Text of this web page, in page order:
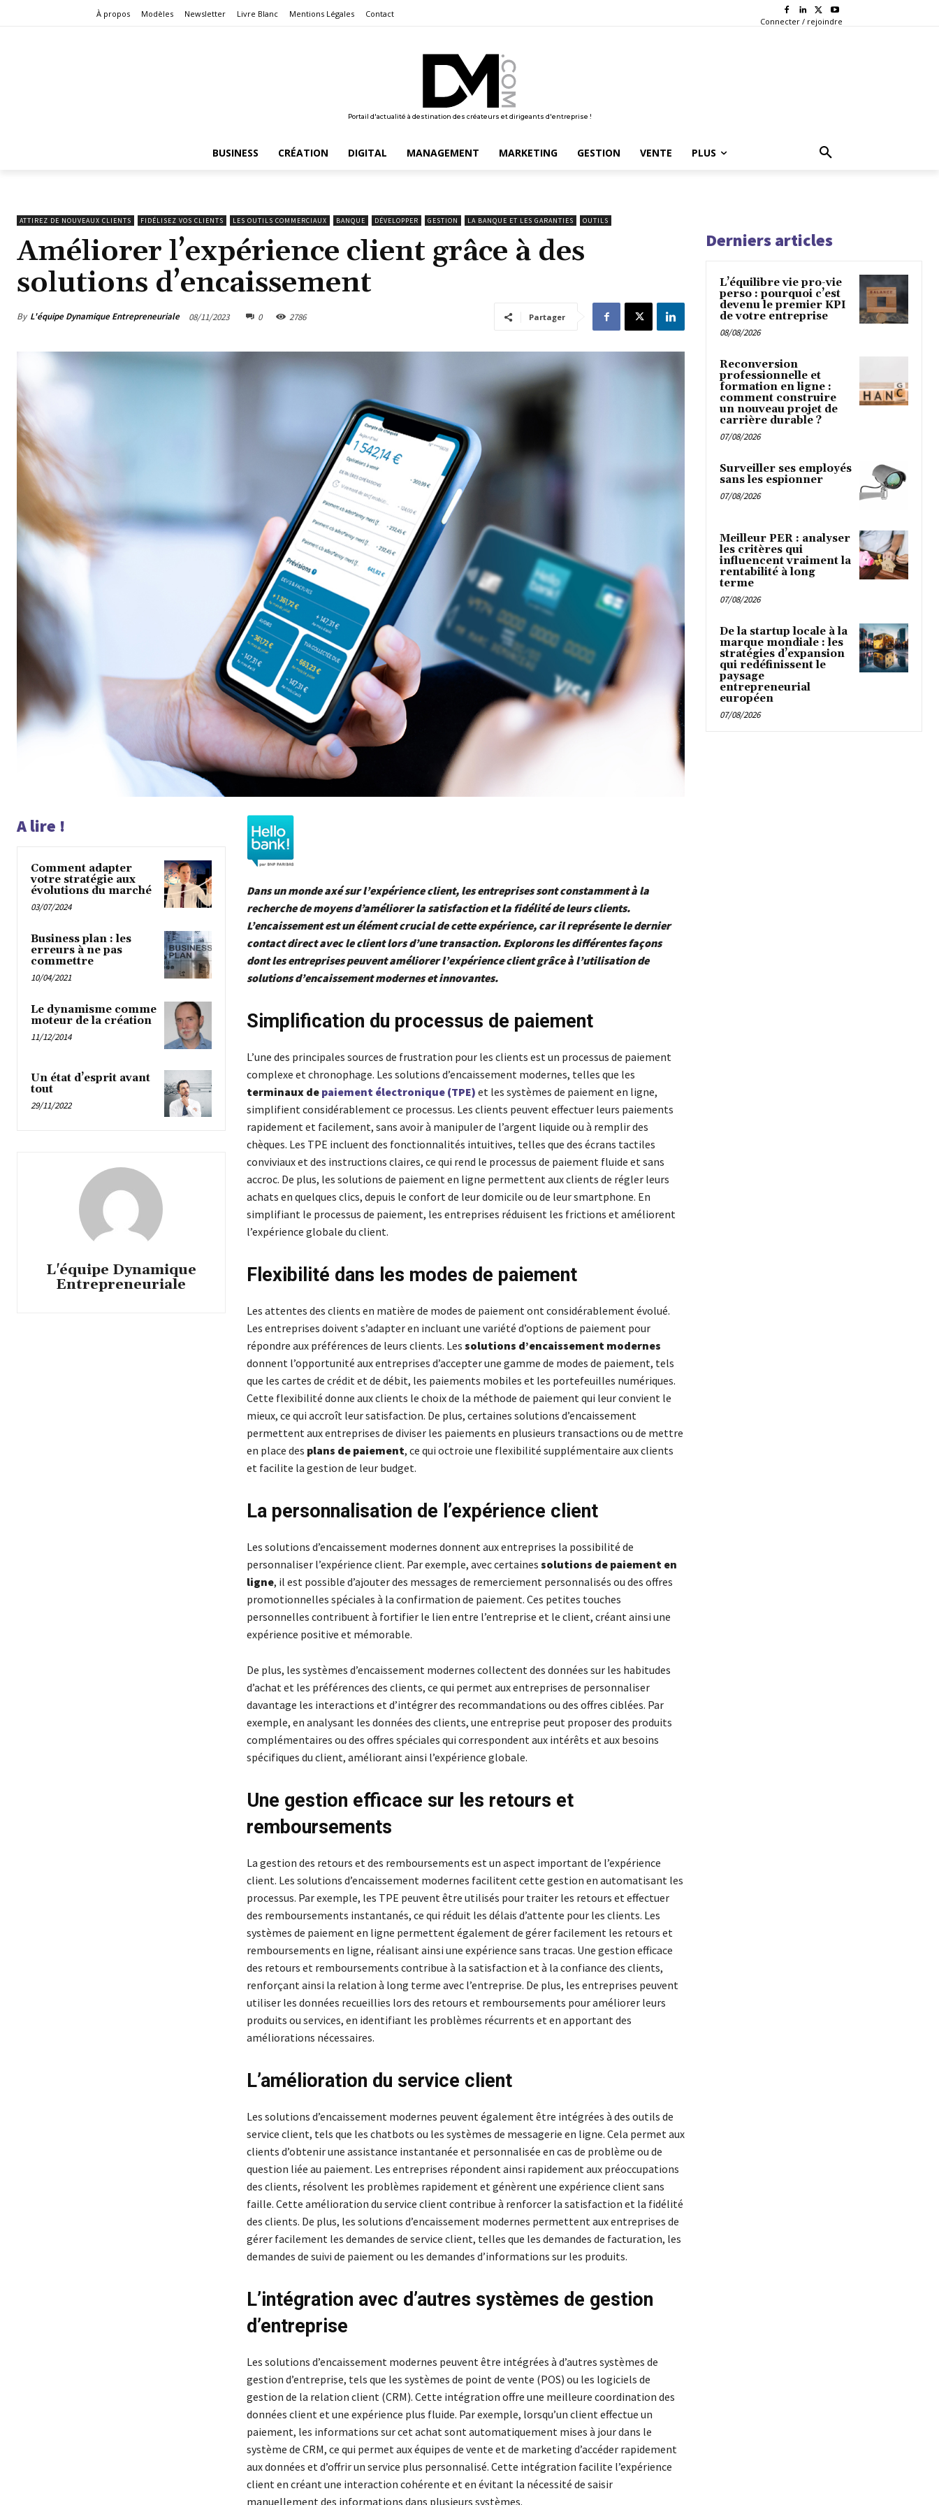
À propos Modèles Newsletter Livre Blanc Mentions Légales Contact
Connecter / rejoindre
Portail d'actualité à destination des créateurs et dirigeants d'entreprise !
BUSINESS CRÉATION DIGITAL MANAGEMENT MARKETING GESTION VENTE PLUS
ATTIREZ DE NOUVEAUX CLIENTS FIDÉLISEZ VOS CLIENTS LES OUTILS COMMERCIAUX BANQUE DÉVELOPPER GESTION LA BANQUE ET LES GARANTIES OUTILS
Améliorer l’expérience client grâce à des
solutions d’encaissement
By L'équipe Dynamique Entrepreneuriale 08/11/2023 0 2786 Partager
A lire !
Comment adapter
votre stratégie aux
évolutions du marché
03/07/2024
Business plan : les
erreurs à ne pas
commettre
10/04/2021
Le dynamisme comme
moteur de la création
11/12/2014
Un état d’esprit avant
tout
29/11/2022
L'équipe Dynamique
Entrepreneuriale
Dans un monde axé sur l’expérience client, les entreprises sont constamment à la
recherche de moyens d’améliorer la satisfaction et la fidélité de leurs clients.
L’encaissement est un élément crucial de cette expérience, car il représente le dernier
contact direct avec le client lors d’une transaction. Explorons les différentes façons
dont les entreprises peuvent améliorer l’expérience client grâce à l’utilisation de
solutions d’encaissement modernes et innovantes.
Simplification du processus de paiement
L’une des principales sources de frustration pour les clients est un processus de paiement
complexe et chronophage. Les solutions d’encaissement modernes, telles que les
terminaux de paiement électronique (TPE) et les systèmes de paiement en ligne,
simplifient considérablement ce processus. Les clients peuvent effectuer leurs paiements
rapidement et facilement, sans avoir à manipuler de l’argent liquide ou à remplir des
chèques. Les TPE incluent des fonctionnalités intuitives, telles que des écrans tactiles
conviviaux et des instructions claires, ce qui rend le processus de paiement fluide et sans
accroc. De plus, les solutions de paiement en ligne permettent aux clients de régler leurs
achats en quelques clics, depuis le confort de leur domicile ou de leur smartphone. En
simplifiant le processus de paiement, les entreprises réduisent les frictions et améliorent
l’expérience globale du client.
Flexibilité dans les modes de paiement
Les attentes des clients en matière de modes de paiement ont considérablement évolué.
Les entreprises doivent s’adapter en incluant une variété d’options de paiement pour
répondre aux préférences de leurs clients. Les solutions d’encaissement modernes
donnent l’opportunité aux entreprises d’accepter une gamme de modes de paiement, tels
que les cartes de crédit et de débit, les paiements mobiles et les portefeuilles numériques.
Cette flexibilité donne aux clients le choix de la méthode de paiement qui leur convient le
mieux, ce qui accroît leur satisfaction. De plus, certaines solutions d’encaissement
permettent aux entreprises de diviser les paiements en plusieurs transactions ou de mettre
en place des plans de paiement, ce qui octroie une flexibilité supplémentaire aux clients
et facilite la gestion de leur budget.
La personnalisation de l’expérience client
Les solutions d’encaissement modernes donnent aux entreprises la possibilité de
personnaliser l’expérience client. Par exemple, avec certaines solutions de paiement en
ligne, il est possible d’ajouter des messages de remerciement personnalisés ou des offres
promotionnelles spéciales à la confirmation de paiement. Ces petites touches
personnelles contribuent à fortifier le lien entre l’entreprise et le client, créant ainsi une
expérience positive et mémorable.
De plus, les systèmes d’encaissement modernes collectent des données sur les habitudes
d’achat et les préférences des clients, ce qui permet aux entreprises de personnaliser
davantage les interactions et d’intégrer des recommandations ou des offres ciblées. Par
exemple, en analysant les données des clients, une entreprise peut proposer des produits
complémentaires ou des offres spéciales qui correspondent aux intérêts et aux besoins
spécifiques du client, améliorant ainsi l’expérience globale.
Une gestion efficace sur les retours et
remboursements
La gestion des retours et des remboursements est un aspect important de l’expérience
client. Les solutions d’encaissement modernes facilitent cette gestion en automatisant les
processus. Par exemple, les TPE peuvent être utilisés pour traiter les retours et effectuer
des remboursements instantanés, ce qui réduit les délais d’attente pour les clients. Les
systèmes de paiement en ligne permettent également de gérer facilement les retours et
remboursements en ligne, réalisant ainsi une expérience sans tracas. Une gestion efficace
des retours et remboursements contribue à la satisfaction et à la confiance des clients,
renforçant ainsi la relation à long terme avec l’entreprise. De plus, les entreprises peuvent
utiliser les données recueillies lors des retours et remboursements pour améliorer leurs
produits ou services, en identifiant les problèmes récurrents et en apportant des
améliorations nécessaires.
L’amélioration du service client
Les solutions d’encaissement modernes peuvent également être intégrées à des outils de
service client, tels que les chatbots ou les systèmes de messagerie en ligne. Cela permet aux
clients d’obtenir une assistance instantanée et personnalisée en cas de problème ou de
question liée au paiement. Les entreprises répondent ainsi rapidement aux préoccupations
des clients, résolvent les problèmes rapidement et génèrent une expérience client sans
faille. Cette amélioration du service client contribue à renforcer la satisfaction et la fidélité
des clients. De plus, les solutions d’encaissement modernes permettent aux entreprises de
gérer facilement les demandes de service client, telles que les demandes de facturation, les
demandes de suivi de paiement ou les demandes d’informations sur les produits.
L’intégration avec d’autres systèmes de gestion
d’entreprise
Les solutions d’encaissement modernes peuvent être intégrées à d’autres systèmes de
gestion d’entreprise, tels que les systèmes de point de vente (POS) ou les logiciels de
gestion de la relation client (CRM). Cette intégration offre une meilleure coordination des
données client et une expérience plus fluide. Par exemple, lorsqu’un client effectue un
paiement, les informations sur cet achat sont automatiquement mises à jour dans le
système de CRM, ce qui permet aux équipes de vente et de marketing d’accéder rapidement
aux données et d’offrir un service plus personnalisé. Cette intégration facilite l’expérience
client en créant une interaction cohérente et en évitant la nécessité de saisir
manuellement des informations dans plusieurs systèmes.
Derniers articles
L’équilibre vie pro-vie
perso : pourquoi c’est
devenu le premier KPI
de votre entreprise
08/08/2026
Reconversion
professionnelle et
formation en ligne :
comment construire
un nouveau projet de
carrière durable ?
07/08/2026
Surveiller ses employés
sans les espionner
07/08/2026
Meilleur PER : analyser
les critères qui
influencent vraiment la
rentabilité à long
terme
07/08/2026
De la startup locale à la
marque mondiale : les
stratégies d’expansion
qui redéfinissent le
paysage
entrepreneurial
européen
07/08/2026